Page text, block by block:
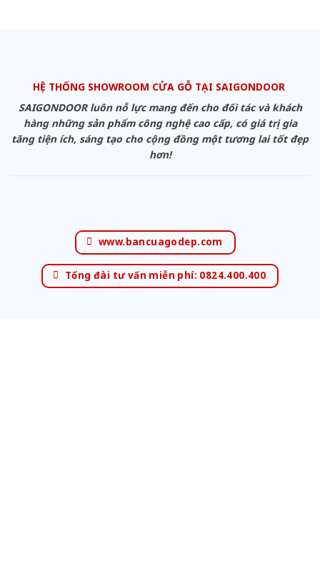
HỆ THỐNG SHOWROOM CỬA GỖ TẠI SAIGONDOOR
SAIGONDOOR luôn nỗ lực mang đến cho đối tác và khách
hàng những sản phẩm công nghệ cao cấp, có giá trị gia
tăng tiện ích, sáng tạo cho cộng đồng một tương lai tốt đẹp
hơn!
www.bancuagodep.com
Tổng đài tư vấn miễn phí: 0824.400.400